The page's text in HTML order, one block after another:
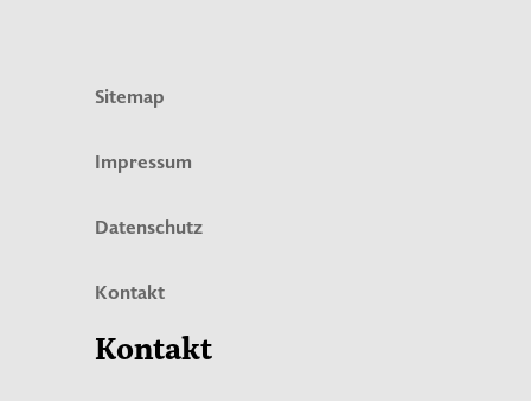
Sitemap
Impressum
Datenschutz
Kontakt
Kontakt